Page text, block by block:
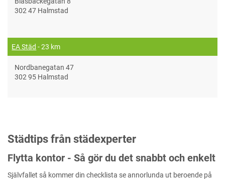
302 47 Halmstad
EA Städ - 23 km
Nordbanegatan 47
302 95 Halmstad
Städtips från städexperter
Flytta kontor - Så gör du det snabbt och enkelt
Självfallet så kommer din checklista se annorlunda ut beroende på